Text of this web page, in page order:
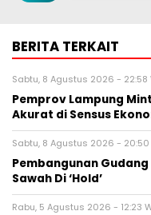
BERITA TERKAIT
Sabtu, 8 Agustus 2026 - 22:58
Pemprov Lampung
Akurat di Sensus
Sabtu, 8 Agustus 2026 - 20:50
Pembangunan
Sawah Di ‘Hold’
Rabu, 5 Agustus 2026 - 12:23